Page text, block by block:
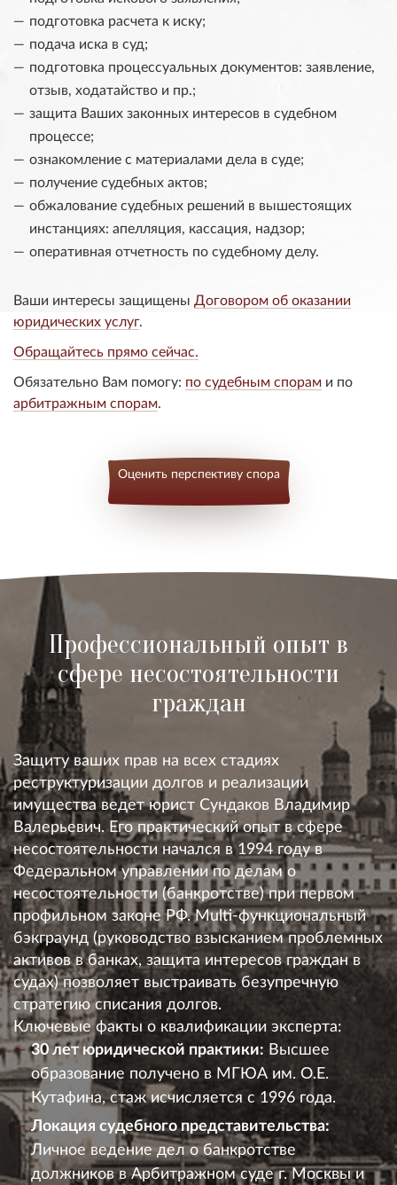
подготовка расчета к иску;
подача иска в суд;
подготовка процессуальных документов: заявление,
отзыв, ходатайство и пр.;
защита Ваших законных интересов в судебном
процессе;
ознакомление с материалами дела в суде;
получение судебных актов;
обжалование судебных решений в вышестоящих
инстанциях: апелляция, кассация, надзор;
оперативная отчетность по судебному делу.
Ваши интересы защищены Договором об оказании
юридических услуг.
Обращайтесь прямо сейчас.
Обязательно Вам помогу: по судебным спорам и по
арбитражным спорам
Оценить перспективу спора
Профессиональный опыт в
сфере несостоятельности
граждан
Защиту ваших прав на всех стадиях
реструктуризации долгов и реализации
имущества ведет юрист Сундаков Владимир
Валерьевич. Его практический опыт в сфере
несостоятельности начался в 1994 году в
Федеральном управлении по делам о
несостоятельности (банкротстве) при первом
профильном законе РФ. Multi-функциональный
бэкграунд (руководство взысканием проблемных
активов в банках, защита интересов граждан в
судах) позволяет выстраивать безупречную
стратегию списания долгов.
Ключевые факты о квалификации эксперта:
30 лет юридической практики: Высшее
образование получено в МГЮА им. О.Е.
Кутафина, стаж исчисляется с 1996 года.
Локация судебного представительства:
Личное ведение дел о банкротстве
должников в Арбитражном суде г. Москвы и